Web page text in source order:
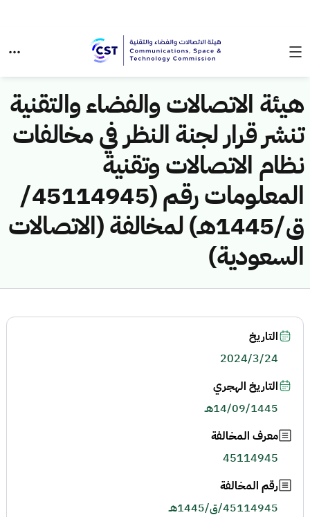
هيئة الاتصالات والفضاء والتقنية
تنشر قرار لجنة النظر في مخالفات
نظام الاتصالات وتقنية
المعلومات رقم (45114945/
ق/1445هـ) لمخالفة (الاتصالات
السعودية)
التاريخ
2024/3/24
التاريخ الهجري
14/09/1445هـ
معرف المخالفة
45114945
رقم المخالفة
45114945/ق/1445هـ